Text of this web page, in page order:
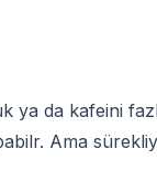
ya da kafeini
Ama